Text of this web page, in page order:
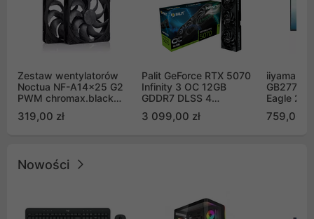
Zestaw wentylatorów
Noctua NF-A14x25 G2
PWM chromax.black
Push Pull (2szt)
319,00 zł
Palit GeForce RTX 5070
Infinity 3 OC 12GB
GDDR7 DLSS 4
GB2050S)
3 099,00 zł
iiyama G-
Eagle 27"
759,00 zł
Nowości